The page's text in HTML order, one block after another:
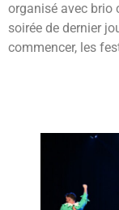
organisé avec brio
soirée de dernier
commencer, les